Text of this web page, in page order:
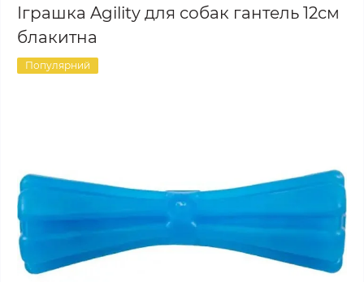
Іграшка Agility для собак гантель 12см
блакитна
Популярний